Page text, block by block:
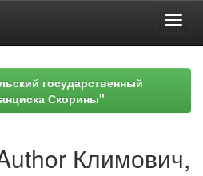
государственный
Скорины"
Климович,